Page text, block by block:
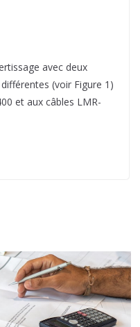
avec deux
(voir Figure 1)
et aux câbles LMR-